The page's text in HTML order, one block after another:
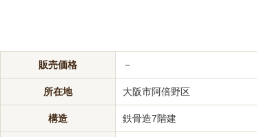
販売価格 －
所在地 大阪市阿倍野区
構造 鉄骨造7階建